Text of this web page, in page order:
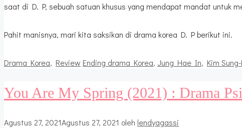
saat di D. P, sebuah satuan khusus yang mendapat mandat untuk
Pahit manisnya, mari kita saksikan di drama korea D. P berikut ini.
Kategori
Drama Korea, Review Tag
Ending drama Korea, Jung Hae In, Kim Sung-
You Are My Spring (2021) : Drama
Agustus 27, 2021Agustus 27, 2021 oleh lendyagassi